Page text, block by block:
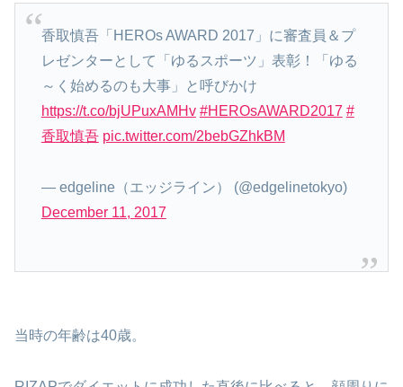
香取慎吾「HEROs AWARD 2017」に審査員＆プ
レゼンターとして「ゆるスポーツ」表彰！「ゆる
～く始めるのも大事」と呼びかけ
https://t.co/bjUPuxAMHv #HEROsAWARD2017 #
香取慎吾 pic.twitter.com/2bebGZhkBM
— edgeline（エッジライン） (@edgelinetokyo)
December 11, 2017
当時の年齢は40歳。